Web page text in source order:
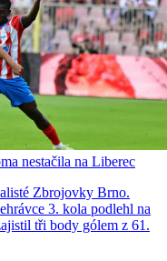
nestačila na Liberec
Zbrojovky Brno.
3. kola podlehl na
tři body gólem z 61.